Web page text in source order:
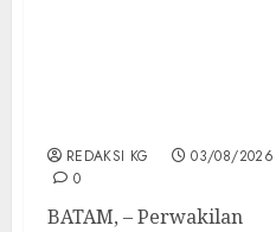
REDAKSI KG
03/08/2026
0
BATAM, – Perwakilan